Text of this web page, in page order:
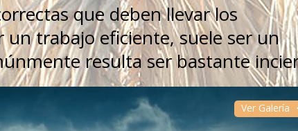
que deben llevar los
un trabajo eficiente, suele ser un
resulta ser bastante
Ver Galería